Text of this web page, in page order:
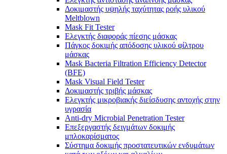
Δοκιμαστής υψηλής ταχύτητας ροής υλικού
Meltblown
Mask Fit Tester
Ελεγκτής διαφοράς πίεσης μάσκας
Πάγκος δοκιμής απόδοσης υλικού φίλτρου
μάσκας
Mask Bacteria Filtration Efficiency Detector
(BFE)
Mask Visual Field Tester
Δοκιμαστής τριβής μάσκας
Ελεγκτής μικροβιακής διείσδυσης αντοχής στην
υγρασία
Anti-dry Microbial Penetration Tester
Επεξεργαστής δειγμάτων δοκιμής
μπλοκαρίσματος
Σύστημα δοκιμής προστατευτικών ενδυμάτων